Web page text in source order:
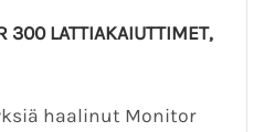
300 LATTIAKAIUTTIMET,
haalinut Monitor